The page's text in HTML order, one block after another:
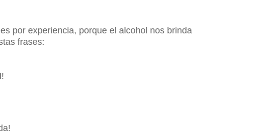
por experiencia, porque el alcohol nos brinda
frases: